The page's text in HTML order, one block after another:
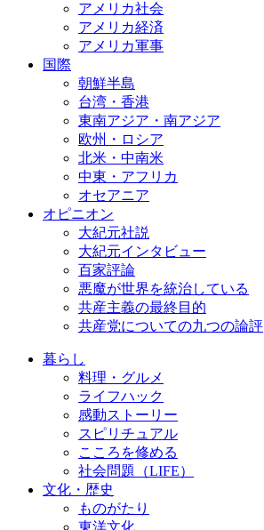
アメリカ社会
アメリカ経済
アメリカ軍事
国際
朝鮮半島
台湾・香港
東南アジア・南アジア
欧州・ロシア
北米・中南米
中東・アフリカ
オセアニア
オピニオン
大紀元社説
大紀元インタビュー
百家評論
悪魔が世界を統治している
共産主義の最終目的
共産党についての九つの論評
暮らし
料理・グルメ
ライフハック
感動ストーリー
スピリチュアル
こころを修める
社会問題（LIFE）
文化・歴史
ものがたり